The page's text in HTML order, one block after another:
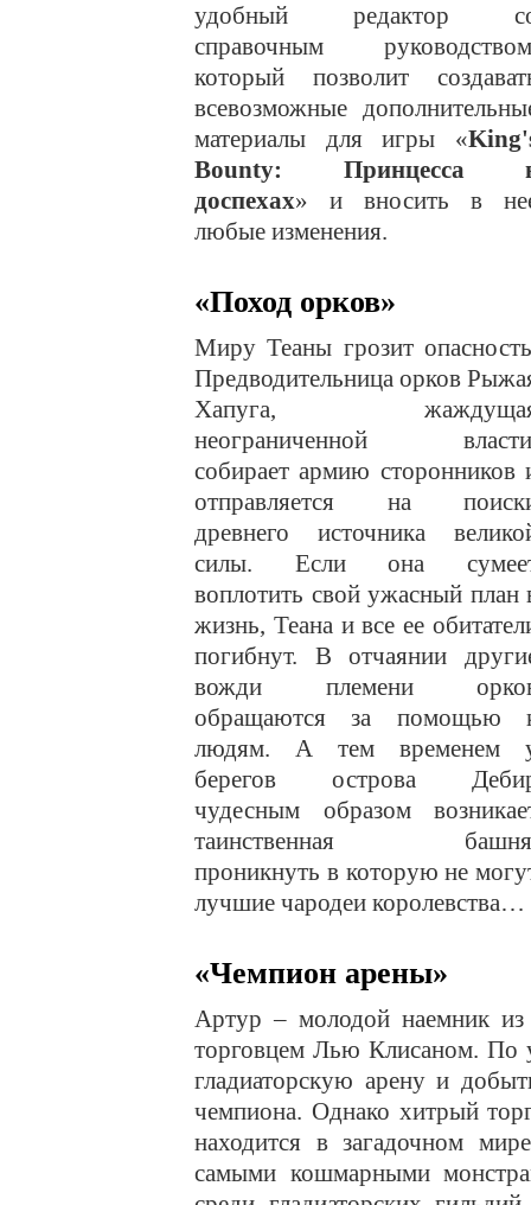
удобный редактор
справочным
который позволит
всевозможные
материалы для игры «
Bounty: Принцесса
доспехах» и вносить в
любые изменения.
«Поход орков»
Миру Теаны грозит
Предводительница орков
Хапуга,
неограниченной
собирает армию сторонников
отправляется на
древнего источника
силы. Если она
воплотить свой ужасный план
жизнь, Теана и все ее
погибнут. В отчаянии
вожди племени
обращаются за помощью
людям. А тем временем
берегов острова
чудесным образом
таинственная
проникнуть в которую не
лучшие чародеи королевства…
«Чемпион арены»
Артур – молодой наемник
торговцем Лью Клисаном. По
гладиаторскую арену и
чемпиона. Однако хитрый
находится в загадочном
самыми кошмарными